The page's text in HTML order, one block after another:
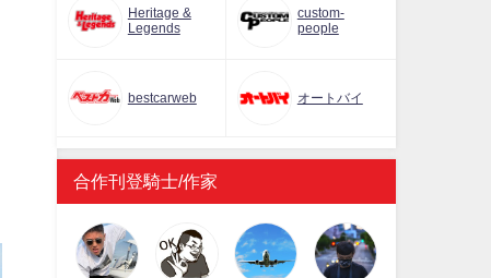
Heritage &
Legends
custom-
people
bestcarweb オートバイ
合作刊登騎士/作家